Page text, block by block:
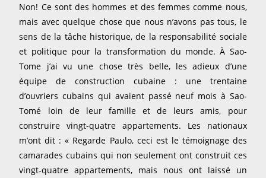
Non! Ce sont des hommes et des femmes comme nous,
mais avec quelque chose que nous n’avons pas tous, le
sens de la tâche historique, de la responsabilité sociale
et politique pour la transformation du monde. À Sao-
Tome j’ai vu une chose très belle, les adieux d’une
équipe de construction cubaine : une trentaine
d’ouvriers cubains qui avaient passé neuf mois à Sao-
Tomé loin de leur famille et de leurs amis, pour
construire vingt-quatre appartements. Les nationaux
m’ont dit : « Regarde Paulo, ceci est le témoignage des
camarades cubains qui non seulement ont construit ces
vingt-quatre appartements, mais nous ont laissé un